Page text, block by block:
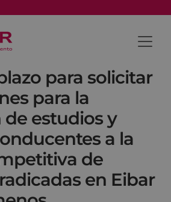
para solicitar
para la
de estudios y
a la
de
en Eibar